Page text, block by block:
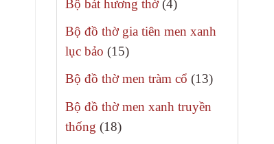
Bộ bát hương thờ 44
Bộ đồ thờ gia tiên men xanh
lục bảo
1515
Bộ đồ thờ men tràm cổ 1313
Bộ đồ thờ men xanh truyền
thống
1818